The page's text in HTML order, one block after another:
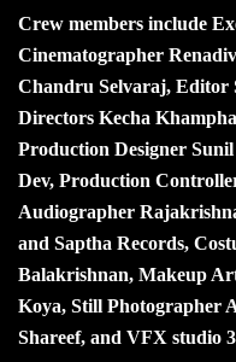
Crew members include
Cinematographer
Chandru Selvaraj, Editor
Directors Kecha
Production Designer
Dev, Production
Audiographer
and Saptha Records,
Balakrishnan, Makeup
Koya, Still Photographer
Shareef, and VFX studio